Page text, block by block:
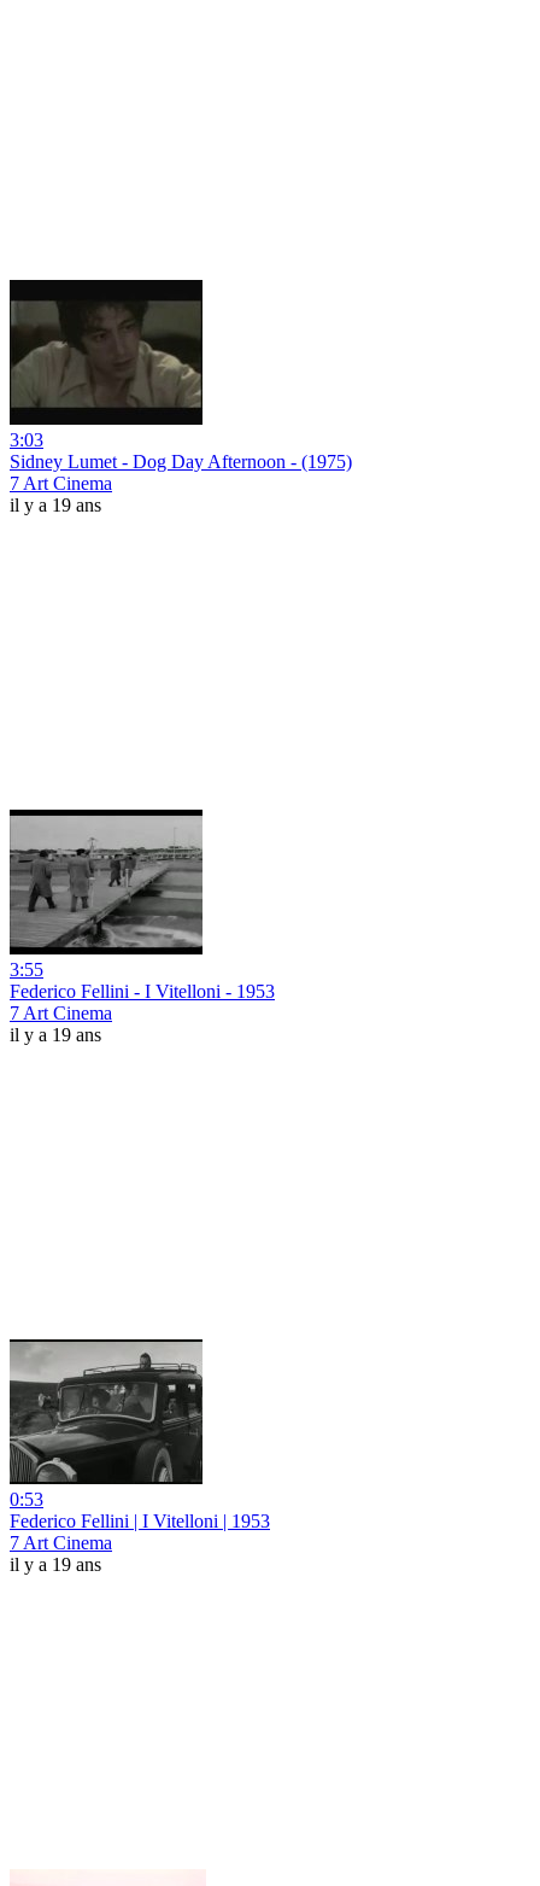
3:03
Sidney Lumet - Dog Day Afternoon - (1975)
7 Art Cinema
il y a 19 ans
3:55
Federico Fellini - I Vitelloni - 1953
7 Art Cinema
il y a 19 ans
0:53
Federico Fellini | I Vitelloni | 1953
7 Art Cinema
il y a 19 ans